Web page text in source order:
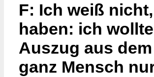
F: Ich weiß
haben: ich
Auszug aus
ganz Mensch